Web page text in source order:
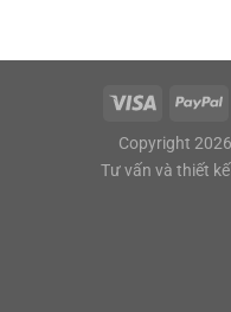
Copyright
Tư vấn và thiết